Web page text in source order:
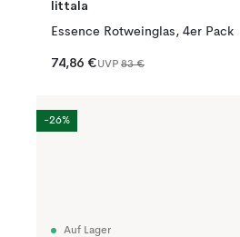
Iittala
Essence Rotweinglas, 4er Pack
74,86 €UVP 83 €
Auf Lager
-26%